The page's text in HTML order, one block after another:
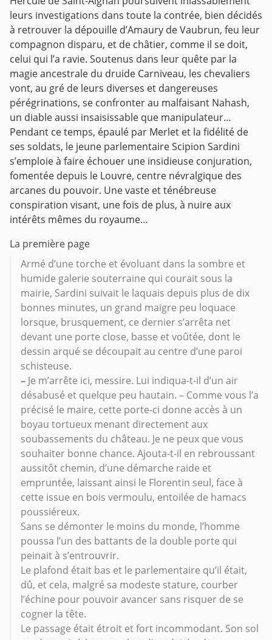
leurs investigations dans toute la contrée, bien décidés
à retrouver la dépouille d’Amaury de Vaubrun, feu leur
compagnon disparu, et de châtier, comme il se doit,
celui qui l’a ravie. Soutenus dans leur quête par la
magie ancestrale du druide Carniveau, les chevaliers
vont, au gré de leurs diverses et dangereuses
pérégrinations, se confronter au malfaisant Nahash,
un diable aussi insaisissable que manipulateur…
Pendant ce temps, épaulé par Merlet et la fidélité de
ses soldats, le jeune parlementaire Scipion Sardini
s’emploie à faire échouer une insidieuse conjuration,
fomentée depuis le Louvre, centre névralgique des
arcanes du pouvoir. Une vaste et ténébreuse
conspiration visant, une fois de plus, à nuire aux
intérêts mêmes du royaume…
La première page
Armé d’une torche et évoluant dans la sombre et
humide galerie souterraine qui courait sous la
mairie, Sardini suivait le laquais depuis plus de dix
bonnes minutes, un grand maigre peu loquace
lorsque, brusquement, ce dernier s’arrêta net
devant une porte close, basse et voûtée, dont le
dessin arqué se découpait au centre d’une paroi
schisteuse.
– Je m’arrête ici, messire. Lui indiqua-t-il d’un air
désabusé et quelque peu hautain. – Comme vous l’a
précisé le maire, cette porte-ci donne accès à un
boyau tortueux menant directement aux
soubassements du château. Je ne peux que vous
souhaiter bonne chance. Ajouta-t-il en rebroussant
aussitôt chemin, d’une démarche raide et
empruntée, laissant ainsi le Florentin seul, face à
cette issue en bois vermoulu, entoilée de hamacs
poussiéreux.
Sans se démonter le moins du monde, l’homme
poussa l’un des battants de la double porte qui
peinait à s’entrouvrir.
Le plafond était bas et le parlementaire qu’il était,
dû, et cela, malgré sa modeste stature, courber
l’échine pour pouvoir avancer sans risquer de se
cogner la tête.
Le passage était étroit et fort incommodant. Son sol